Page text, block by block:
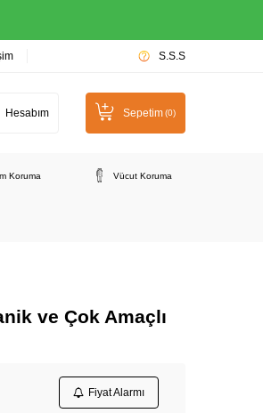
S.S.S
Hesabım Sepetim(0)
Koruma Vücut Koruma
ve Çok Amaçlı
Fiyat Alarmı